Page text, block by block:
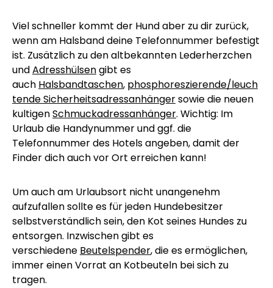
Viel schneller kommt der Hund aber zu dir zurück,
wenn am Halsband deine Telefonnummer befestigt
ist. Zusätzlich zu den altbekannten Lederherzchen
undAdresshülsengibt es
auch Halsbandtaschen, phosphoreszierende/leuch
tende Sicherheitsadressanhängersowie die neuen
kultigenSchmuckadressanhänger. Wichtig: Im
Urlaub die Handynummer und ggf. die
Telefonnummer des Hotels angeben, damit der
Finder dich auch vor Ort erreichen kann!
Um auch am Urlaubsort nicht unangenehm
aufzufallen sollte es für jeden Hundebesitzer
selbstverständlich sein, den Kot seines Hundes zu
entsorgen. Inzwischen gibt es
verschiedene Beutelspender, die es ermöglichen,
immer einen Vorrat an Kotbeuteln bei sich zu
tragen.